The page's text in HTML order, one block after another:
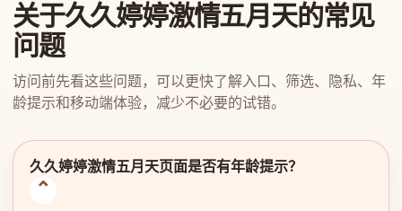
关于久久婷婷激情五月天的常见
问题
访问前先看这些问题，可以更快了解入口、筛选、隐私、年
龄提示和移动端体验，减少不必要的试错。
久久婷婷激情五月天页面是否有年龄提示？